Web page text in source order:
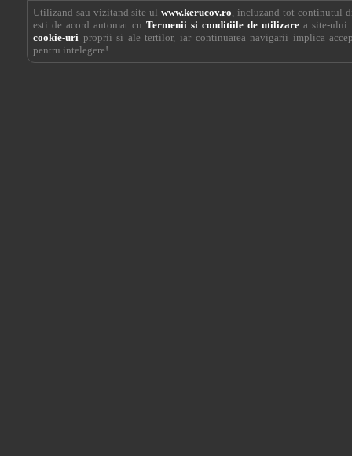
Utilizand sau vizitand site-ulwww.kerucov.ro, incluzand tot continutul
esti de acord automat cu Termenii si conditiile de utilizare a site-ului.
cookie-uri proprii si ale tertilor, iar continuarea navigarii implica
pentru intelegere!